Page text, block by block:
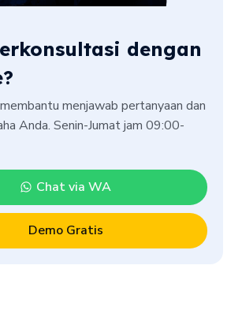
dengan
menjawab pertanyaan dan
Anda. Senin-Jumat jam 09:00-
Chat via WA
Demo Gratis